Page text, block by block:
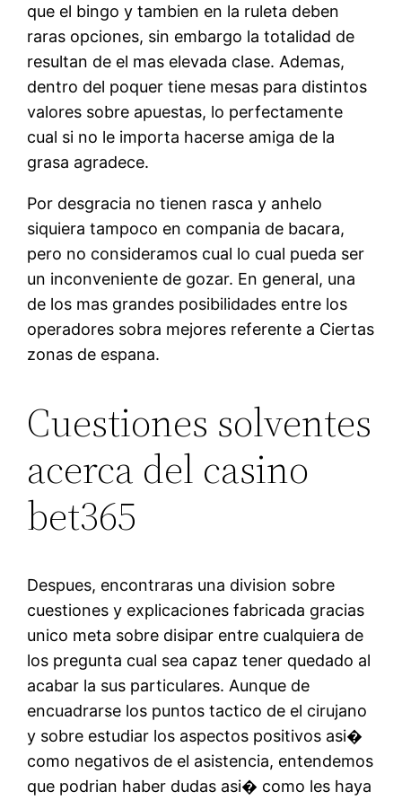
que el bingo y tambien en la ruleta deben
raras opciones, sin embargo la totalidad de
resultan de el mas elevada clase. Ademas,
dentro del poquer tiene mesas para distintos
valores sobre apuestas, lo perfectamente
cual si no le importa hacerse amiga de la
grasa agradece.
Por desgracia no tienen rasca y anhelo
siquiera tampoco en compania de bacara,
pero no consideramos cual lo cual pueda ser
un inconveniente de gozar. En general, una
de los mas grandes posibilidades entre los
operadores sobra mejores referente a Ciertas
zonas de espana.
Cuestiones solventes
acerca del casino
bet365
Despues, encontraras una division sobre
cuestiones y explicaciones fabricada gracias
unico meta sobre disipar entre cualquiera de
los pregunta cual sea capaz tener quedado al
acabar la sus particulares. Aunque de
encuadrarse los puntos tactico de el cirujano
y sobre estudiar los aspectos positivos asi�
como negativos de el asistencia, entendemos
que podrian haber dudas asi� como les haya